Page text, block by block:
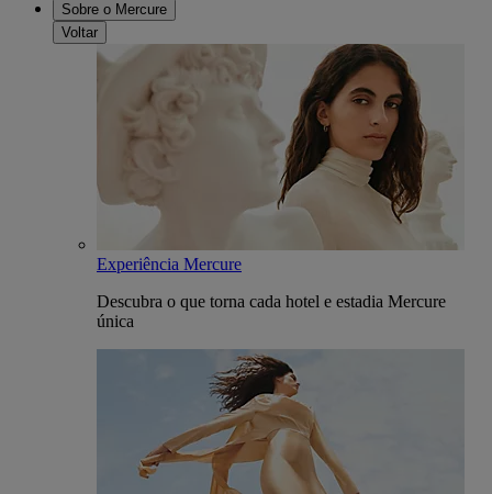
Sobre o Mercure
Voltar
Experiência Mercure
Descubra o que torna cada hotel e estadia Mercure
única